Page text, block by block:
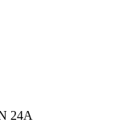
24A